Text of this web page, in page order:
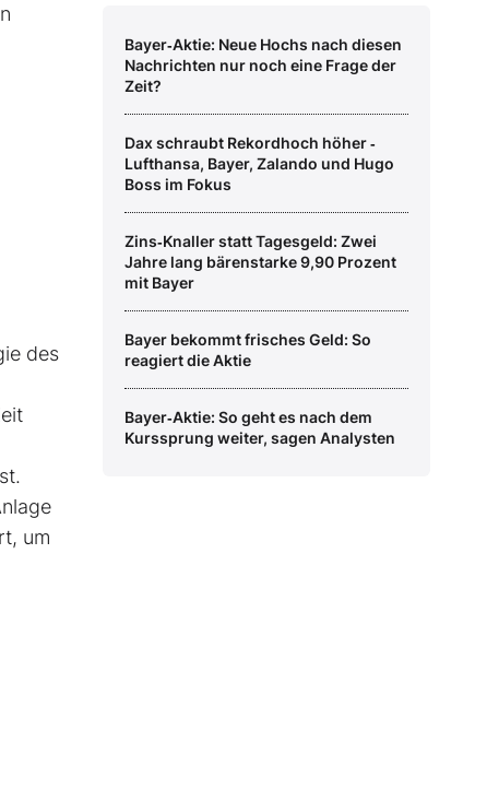
des
um
Bayer‑Aktie: Neue Hochs nach diesen
Nachrichten nur noch eine Frage der
Zeit?
Dax schraubt Rekordhoch höher ‑
Lufthansa, Bayer, Zalando und Hugo
Boss im Fokus
Zins‑Knaller statt Tagesgeld: Zwei
Jahre lang bärenstarke 9,90 Prozent
mit Bayer
Bayer bekommt frisches Geld: So
reagiert die Aktie
Bayer‑Aktie: So geht es nach dem
Kurssprung weiter, sagen Analysten